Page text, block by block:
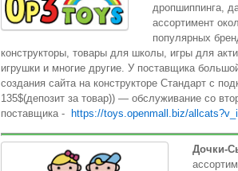
дропшиппинга,
ассортимент
популярных
конструкторы, товары для школы, игры для
игрушки и многие другие. У поставщика
создания сайта на конструкторе Стандарт с
135$(депозит за товар)) — обслуживание со
поставщика - https://toys.openmall.biz/
Дочки-